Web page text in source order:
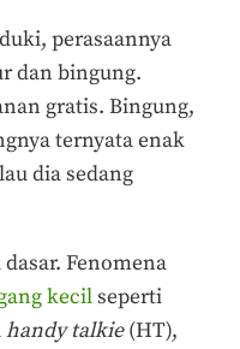
perasaannya
dan bingung.
gratis. Bingung,
ternyata enak
dia sedang
Fenomena
kecilseperti
handy talkie(HT),